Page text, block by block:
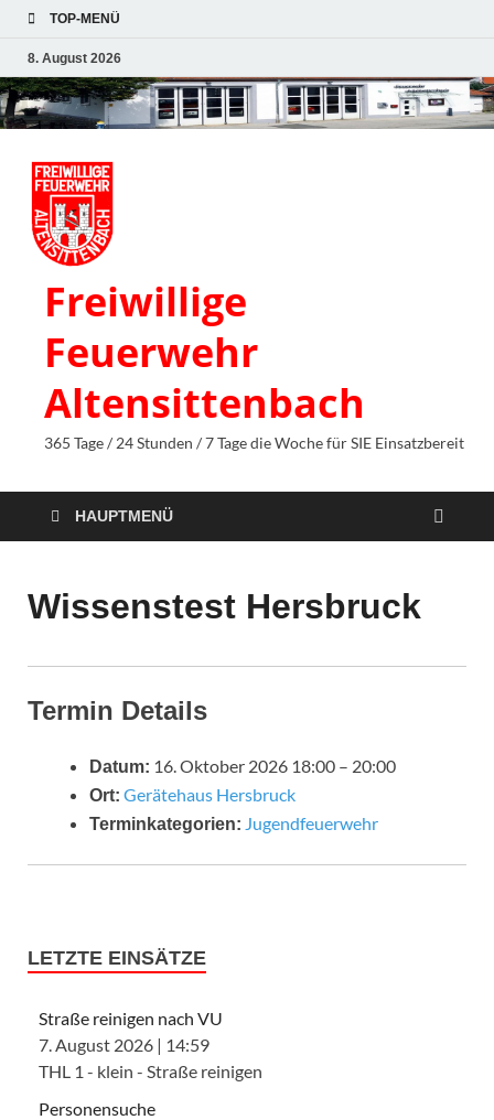
TOP-MENÜ
8. August 2026
Freiwillige
Feuerwehr
Altensittenbach
365 Tage / 24 Stunden / 7 Tage die Woche für SIE Einsatzbereit
HAUPTMENÜ
Wissenstest Hersbruck
Termin Details
Datum: 16. Oktober 2026 18:00 – 20:00
Ort: Gerätehaus Hersbruck
Terminkategorien: Jugendfeuerwehr
LETZTE EINSÄTZE
Straße reinigen nach VU
7. August 2026 | 14:59
THL 1 - klein - Straße reinigen
Personensuche